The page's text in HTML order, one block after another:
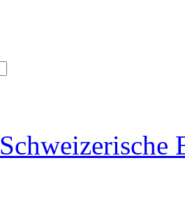
Schweizerische